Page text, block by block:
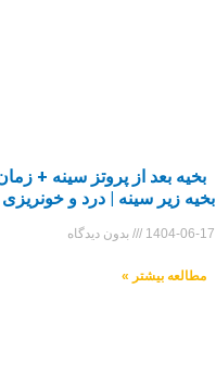
بخیه بعد از پروتز سینه +
بخیه زیر سینه | درد و خونریزی
1404-06-17 بدون دیدگاه
مطالعه بیشتر »